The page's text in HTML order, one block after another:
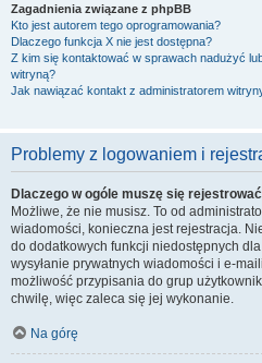
Zagadnienia związane z phpBB
Kto jest autorem tego oprogramowania?
Dlaczego funkcja X nie jest dostępna?
Z kim się kontaktować w sprawach nadużyć
witryną?
Jak nawiązać kontakt z administratorem
Problemy z logowaniem i
Dlaczego w ogóle muszę się
Możliwe, że nie musisz. To od
wiadomości, konieczna jest rejestracja.
do dodatkowych funkcji niedostępnych
wysyłanie prywatnych wiadomości i e-
możliwość przypisania do grup
chwilę, więc zaleca się jej wykonanie.
Na górę